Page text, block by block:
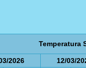
Temperatura
2026 12/03/